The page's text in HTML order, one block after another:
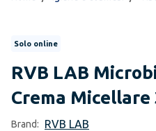
Solo online
RVB LAB
Crema Micellare
Brand: RVB LAB